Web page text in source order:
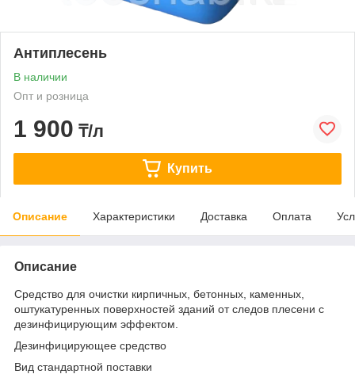
Антиплесень
В наличии
Опт и розница
1 900 ₸/л
Купить
Описание Характеристики Доставка Оплата
Описание
Средство для очистки кирпичных, бетонных, каменных,
оштукатуренных поверхностей зданий от следов плесени с
дезинфицирующим эффектом.
Дезинфицирующее средство
Вид стандартной поставки